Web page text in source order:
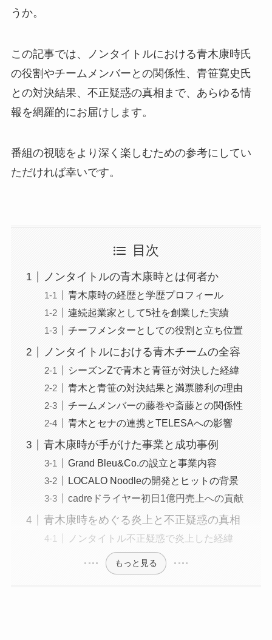
うか。
この記事では、ノンタイトルにおける青木康時氏
の役割やチームメンバーとの関係性、青笹寛史氏
との対決結果、不正疑惑の真相まで、あらゆる情
報を網羅的にお届けします。
番組の視聴をより深く楽しむための参考にしてい
ただければ幸いです。
目次
ノンタイトルの青木康時とは何者か
青木康時の経歴と学歴プロフィール
連続起業家として5社を創業した実績
チーフメンターとしての役割と立ち位置
ノンタイトルにおける青木チームの全容
シーズンZで青木と青笹が対決した経緯
青木と青笹の対決結果と満票勝利の理由
チームメンバーの藤巻や斎藤との関係性
青木とセナの連携とTELESAへの影響
青木康時が手がけた事業と成功事例
Grand Bleu&Co.の設立と事業内容
LOCALO Noodleの開発とヒットの背景
cadreドライヤー初日1億円売上への貢献
青木康時をめぐる炎上と不正疑惑の真相
ノンタイトル不正疑惑で炎上した経緯
もっと見る